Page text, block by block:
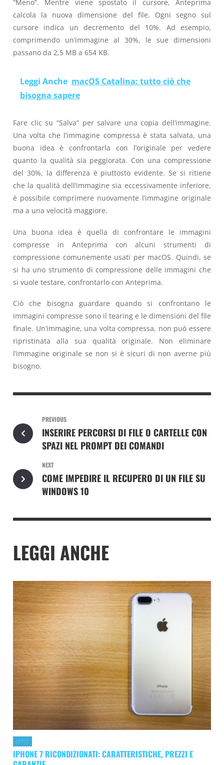
“Meno”. Mentre viene spostato il ​​cursore, Anteprima
calcola la nuova dimensione del file. Ogni segno sul
cursore indica un decremento del 10%. Ad esempio,
comprimendo un’immagine al 30%, le sue dimensioni
passano da 2,5 MB a 654 KB.
Leggi Anche macOS Catalina: tutto ciò che
bisogna sapere
Fare clic su “Salva” per salvare una copia dell’immagine.
Una volta che l’immagine compressa è stata salvata, una
buona idea è confrontarla con l’originale per vedere
quanto la qualità sia peggiorata. Con una compressione
del 30%, la differenza è piuttosto evidente. Se si ritiene
che la qualità dell’immagine sia eccessivamente inferiore,
è possibile comprimere nuovamente l’immagine originale
ma a una velocità maggiore.
Una buona idea è quella di confrontare le immagini
compresse in Anteprima con alcuni strumenti di
compressione comunemente usati per macOS. Quindi, se
si ha uno strumento di compressione delle immagini che
si vuole testare, confrontarlo con Anteprima.
Ciò che bisogna guardare quando si confrontano le
immagini compresse sono il tearing e le dimensioni del file
finale. Un’immagine, una volta compressa, non può essere
ripristinata alla sua qualità originale. Non eliminare
l’immagine originale se non si è sicuri di non averne più
bisogno.
PREVIOUS
INSERIRE PERCORSI DI FILE O CARTELLE CON
SPAZI NEL PROMPT DEI COMANDI
NEXT
COME IMPEDIRE IL RECUPERO DI UN FILE SU
WINDOWS 10
LEGGI ANCHE
APPLE
IPHONE 7 RICONDIZIONATI: CARATTERISTICHE, PREZZI E